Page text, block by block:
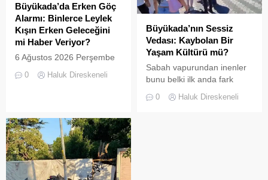
Büyükada’da Erken Göç
Alarmı: Binlerce Leylek
Kışın Erken Geleceğini
mi Haber Veriyor?
6 Ağustos 2026 Perşembe
günü öğle saatlerinde, saat
14:00 sularında Büyükada
şölenlerinden biri yaşandı.
0 Haluk Direskeneli
Büyükada’nın Sessiz
Vedası: Kaybolan Bir
Yaşam Kültürü mü?
Sabah vapurundan inenler
bunu belki ilk anda fark
Büyükada’yı elli, altmış yıldır
0 Haluk Direskeneli